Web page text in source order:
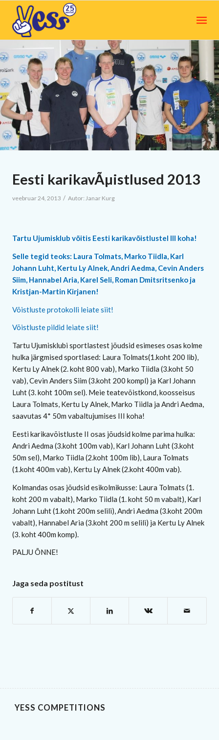
Eesti karikavÃµistlused 2013
veebruar 24, 2013 / Autor: Janar Kurg
Tartu Ujumisklub võitis Eesti karikavõistlustel III koha!
Selle tegid teoks: Laura Tolmats, Marko Tiidla, Karl
Johann Luht, Kertu Ly Alnek, Andri Aedma, Cevin Anders
Siim, Hannabel Aria, Karel Seli, Roman Dmitsritsenko ja
Kristjan-Martin Kirjanen!
Võistluste protokolli leiate siit!
Võistluste pildid leiate siit!
Tartu Ujumisklubi sportlastest jõudsid esimeses osas kolme
hulka järgmised sportlased: Laura Tolmats(1.koht 200 lib),
Kertu Ly Alnek (2. koht 800 vab), Marko Tiidla (3.koht 50
vab), Cevin Anders Siim (3.koht 200 kompl) ja Karl Johann
Luht (3. koht 100m sel). Meie teatevõistkond, koosseisus
Laura Tolmats, Kertu Ly Alnek, Marko Tiidla ja Andri Aedma,
saavutas 4* 50m vabaltujumises III koha!
Eesti karikavõistluste II osas jõudsid kolme parima hulka:
Andri Aedma (3.koht 100m vab), Karl Johann Luht (3.koht
50m sel), Marko Tiidla (2.koht 100m lib), Laura Tolmats
(1.koht 400m vab), Kertu Ly Alnek (2.koht 400m vab).
Kolmandas osas jõudsid esikolmikusse: Laura Tolmats (1.
koht 200 m vabalt), Marko Tiidla (1. koht 50 m vabalt), Karl
Johann Luht (1.koht 200m selili), Andri Aedma (3.koht 200m
vabalt), Hannabel Aria (3.koht 200 m selili) ja Kertu Ly Alnek
(3. koht 400m komp).
PALJU ÕNNE!
Jaga seda postitust
YESS COMPETITIONS